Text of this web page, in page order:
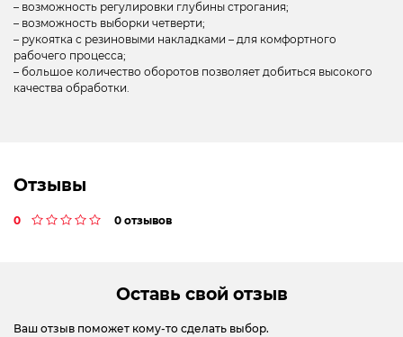
– возможность регулировки глубины строгания;
– возможность выборки четверти;
– рукоятка с резиновыми накладками – для комфортного
рабочего процесса;
– большое количество оборотов позволяет добиться высокого
качества обработки.
Отзывы
0 0 отзывов
Оставь свой отзыв
Ваш отзыв поможет кому-то сделать выбор.